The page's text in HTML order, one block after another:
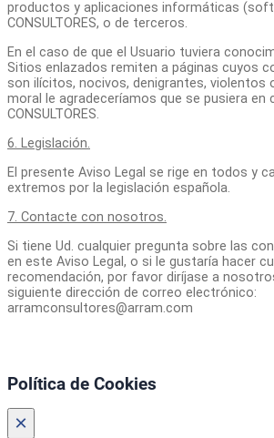
productos y aplicaciones informáticas
CONSULTORES, o de terceros.
En el caso de que el Usuario tuviera
Sitios enlazados remiten a páginas cuyos
son ilícitos, nocivos, denigrantes, violentos
moral le agradeceríamos que se pusiera en
CONSULTORES.
6. Legislación.
El presente Aviso Legal se rige en todos y
extremos por la legislación española.
7. Contacte con nosotros.
Si tiene Ud. cualquier pregunta sobre las
en este Aviso Legal, o si le gustaría hacer
recomendación, por favor diríjase a
siguiente dirección de correo electrónico:
arramconsultores@arram.com
Política de Cookies
×